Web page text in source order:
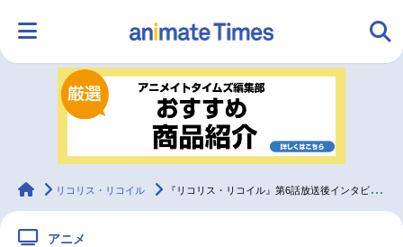
ランキング アニメ
ラジオ みんなの声
animateTimes
リコリス・リコイル 『リコリス・リコイル』第6話放送後インタビュー：小市眞琴（乙女サクラ 役）
アニメ